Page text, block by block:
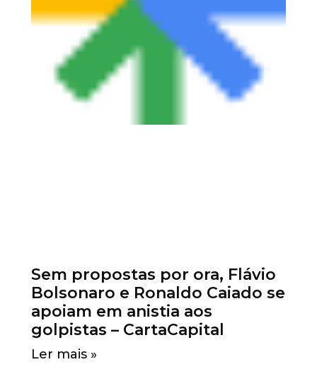
Sem propostas por ora, Flávio
Bolsonaro e Ronaldo Caiado se
apoiam em anistia aos
golpistas – CartaCapital
Ler mais »